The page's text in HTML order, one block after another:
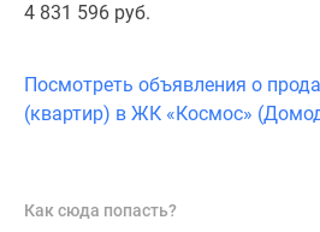
4 831 596 руб.
Посмотреть объявления о
(квартир) в ЖК «Космос»
Как сюда попасть?